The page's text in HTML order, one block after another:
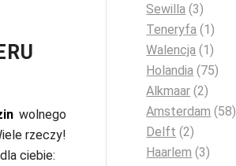
wolnego
rzeczy!
ciebie:
Sewilla (3)
Teneryfa (1)
Walencja (1)
Holandia (75)
Alkmaar (2)
Amsterdam (58)
Delft (2)
Haarlem (3)